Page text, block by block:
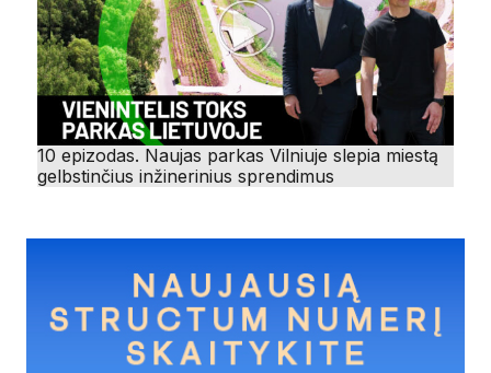
10 epizodas. Naujas parkas Vilniuje slepia miestą
gelbstinčius inžinerinius sprendimus